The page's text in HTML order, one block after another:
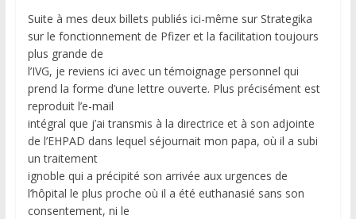
Suite à mes deux billets publiés ici-même sur Strategika
sur le fonctionnement de Pfizer et la facilitation toujours
plus grande de
l’IVG, je reviens ici avec un témoignage personnel qui
prend la forme d’une lettre ouverte. Plus précisément est
reproduit l’e-mail
intégral que j’ai transmis à la directrice et à son adjointe
de l’EHPAD dans lequel séjournait mon papa, où il a subi
un traitement
ignoble qui a précipité son arrivée aux urgences de
l’hôpital le plus proche où il a été euthanasié sans son
consentement, ni le